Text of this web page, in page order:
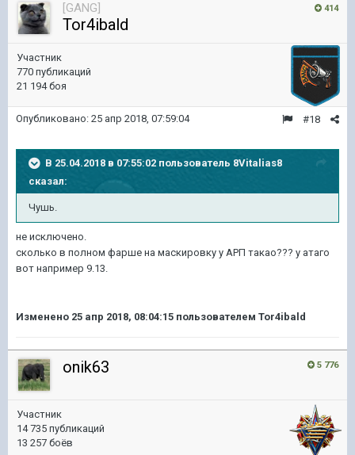
414
[GANG]
Tor4ibald
Участник
770 публикаций
21 194 боя
#18
Опубликовано: 25 апр 2018, 07:59:04
В 25.04.2018 в 07:55:02 пользователь 8Vitalias8
сказал:
Чушь.
не исключено.
сколько в полном фарше на маскировку у АРП такао??? у атаго
вот например 9.13.
Изменено 25 апр 2018, 08:04:15 пользователем Tor4ibald
5 776
onik63
Участник
14 735 публикаций
13 257 боёв